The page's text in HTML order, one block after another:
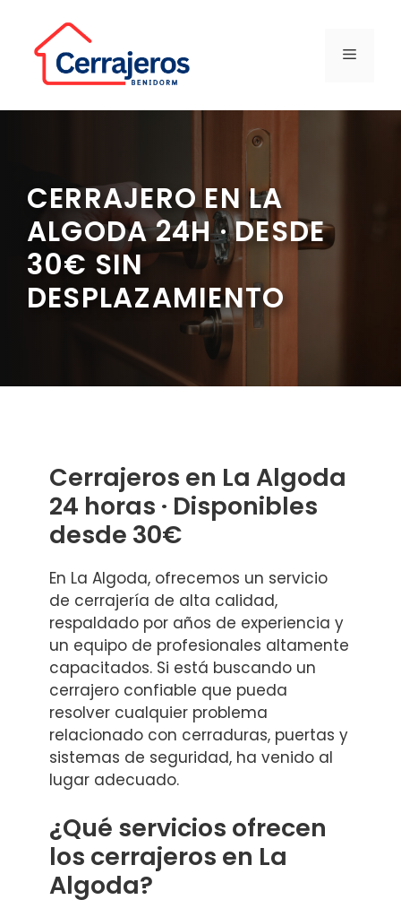
contenido
MENÚ
CERRAJERO EN LA
ALGODA 24H · DESDE
30€ SIN
DESPLAZAMIENTO
Cerrajeros en La Algoda
24 horas · Disponibles
desde 30€
En La Algoda, ofrecemos un servicio
de cerrajería de alta calidad,
respaldado por años de experiencia y
un equipo de profesionales altamente
capacitados. Si está buscando un
cerrajero confiable que pueda
resolver cualquier problema
relacionado con cerraduras, puertas y
sistemas de seguridad, ha venido al
lugar adecuado.
¿Qué servicios ofrecen
los cerrajeros en La
Algoda?